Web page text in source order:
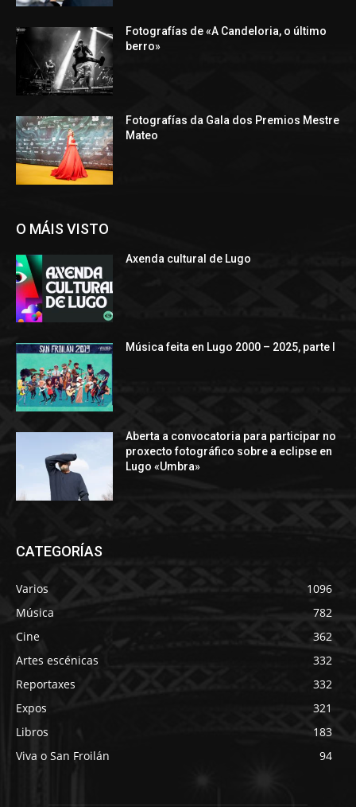
Fotografías de «A Candeloria, o último
berro»
Fotografías da Gala dos Premios Mestre
Mateo
O MÁIS VISTO
Axenda cultural de Lugo
Música feita en Lugo 2000 – 2025, parte I
Aberta a convocatoria para participar no
proxecto fotográfico sobre a eclipse en
Lugo «Umbra»
CATEGORÍAS
Varios
1096
Música
782
Cine
362
Artes escénicas
332
Reportaxes
332
Expos
321
Libros
183
Viva o San Froilán
94